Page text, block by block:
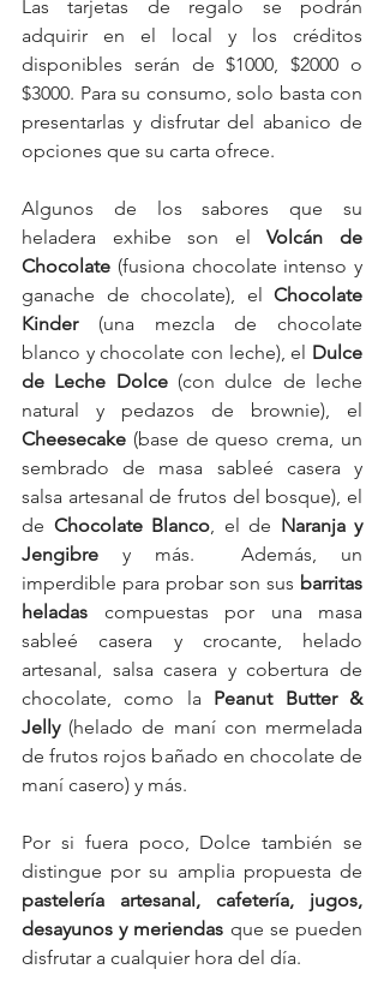
Las tarjetas de regalo se podrán
adquirir en el local y los créditos
disponibles serán de $1000, $2000 o
$3000. Para su consumo, solo basta con
presentarlas y disfrutar del abanico de
opciones que su carta ofrece.
Algunos de los sabores que su
heladera exhibe son el Volcán de
Chocolate (fusiona chocolate intenso y
ganache de chocolate), el Chocolate
Kinder (una mezcla de chocolate
blanco y chocolate con leche), el Dulce
de Leche Dolce (con dulce de leche
Cheesecake (base de queso crema, un
sembrado de masa sableé casera y
salsa artesanal de frutos del bosque), el
de Chocolate Blanco, el de Naranja y
Jengibre y más.  Además, un
imperdible para probar son sus barritas
heladas compuestas por una masa
sableé casera y crocante, helado
artesanal, salsa casera y cobertura de
chocolate, como la Peanut Butter &
Jelly (helado de maní con mermelada
de frutos rojos bañado en chocolate de
maní casero) y más.
Por si fuera poco, Dolce también se
pastelería artesanal, cafetería, jugos,
desayunos y meriendas que se pueden
disfrutar a cualquier hora del día.